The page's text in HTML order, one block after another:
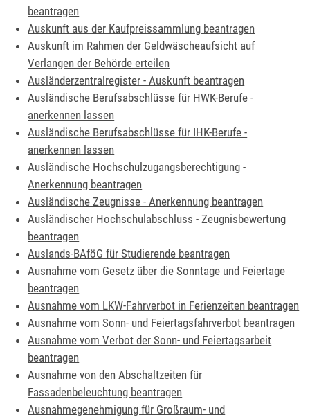
beantragen
Auskunft aus der Kaufpreissammlung beantragen
Auskunft im Rahmen der Geldwäscheaufsicht auf
Verlangen der Behörde erteilen
Ausländerzentralregister - Auskunft beantragen
Ausländische Berufsabschlüsse für HWK-Berufe -
anerkennen lassen
Ausländische Berufsabschlüsse für IHK-Berufe -
anerkennen lassen
Ausländische Hochschulzugangsberechtigung -
Anerkennung beantragen
Ausländische Zeugnisse - Anerkennung beantragen
Ausländischer Hochschulabschluss - Zeugnisbewertung
beantragen
Auslands-BAföG für Studierende beantragen
Ausnahme vom Gesetz über die Sonntage und Feiertage
beantragen
Ausnahme vom LKW-Fahrverbot in Ferienzeiten beantragen
Ausnahme vom Sonn- und Feiertagsfahrverbot beantragen
Ausnahme vom Verbot der Sonn- und Feiertagsarbeit
beantragen
Ausnahme von den Abschaltzeiten für
Fassadenbeleuchtung beantragen
Ausnahmegenehmigung für Großraum- und